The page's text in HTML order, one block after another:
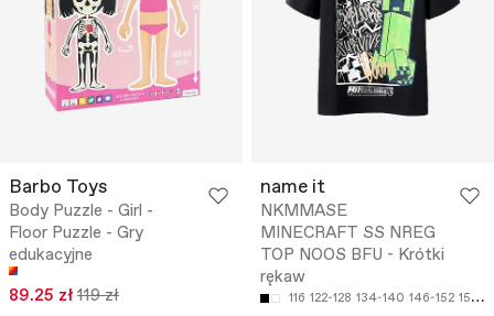
Barbo Toys
Body Puzzle - Girl -
Floor Puzzle - Gry
edukacyjne
89.25 zł 119 zł
name it
NKMMASE
MINECRAFT SS NREG
TOP NOOS BFU - Krótki
rękaw
116 122-128 134-140 146-152 158-164